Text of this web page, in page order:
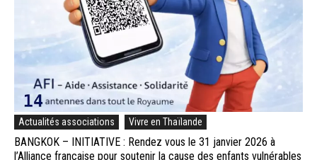
Actualités associations Vivre en Thaïlande
BANGKOK – INITIATIVE : Rendez vous le 31 janvier 2026 à
l’Alliance française pour soutenir la cause des enfants vulnérables